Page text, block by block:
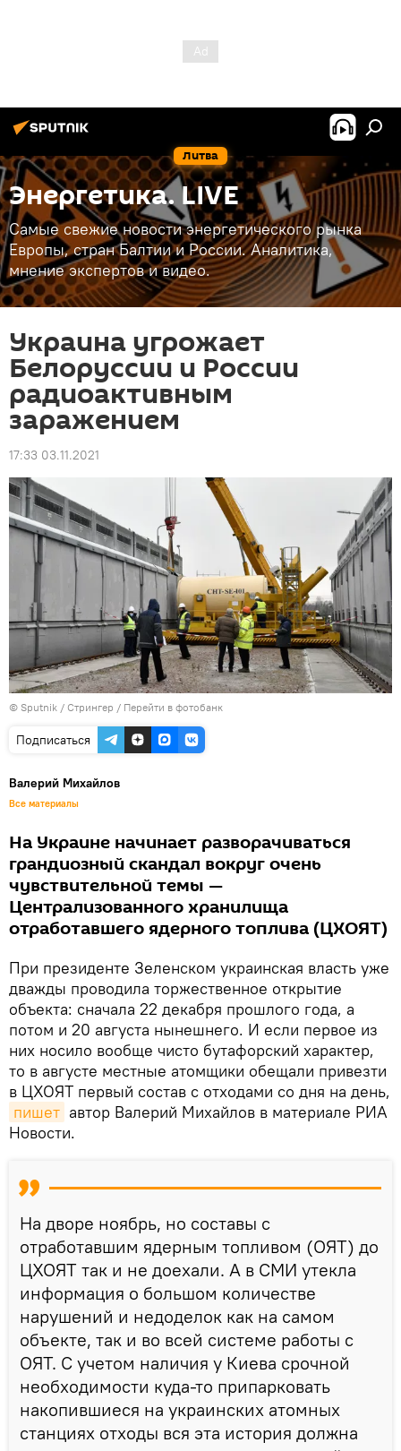
Литва
Энергетика. LIVE
Самые свежие новости энергетического рынка
Европы, стран Балтии и России. Аналитика,
мнение экспертов и видео.
Украина угрожает
Белоруссии и России
радиоактивным
заражением
17:33 03.11.2021
© Sputnik / Стрингер / Перейти в фотобанк
Подписаться
Валерий Михайлов
Все материалы
На Украине начинает разворачиваться
грандиозный скандал вокруг очень
чувствительной темы —
Централизованного хранилища
отработавшего ядерного топлива (ЦХОЯТ)
При президенте Зеленском украинская власть уже
дважды проводила торжественное открытие
объекта: сначала 22 декабря прошлого года, а
потом и 20 августа нынешнего. И если первое из
них носило вообще чисто бутафорский характер,
то в августе местные атомщики обещали привезти
в ЦХОЯТ первый состав с отходами со дня на день,
пишет автор Валерий Михайлов в материале РИА
Новости.
На дворе ноябрь, но составы с
отработавшим ядерным топливом (ОЯТ) до
ЦХОЯТ так и не доехали. А в СМИ утекла
информация о большом количестве
нарушений и недоделок как на самом
объекте, так и во всей системе работы с
ОЯТ. С учетом наличия у Киева срочной
необходимости куда-то припарковать
накопившиеся на украинских атомных
станциях отходы вся эта история должна